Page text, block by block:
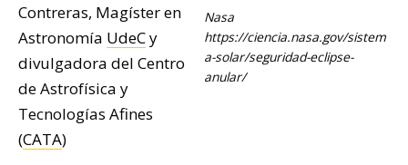
Nasa
https://ciencia.nasa.gov/sistem
a-solar/seguridad-eclipse-
anular/
Contreras, Magíster en
Astronomía UdeCy
divulgadora del Centro
de Astrofísica y
Tecnologías Afines
(CATA)